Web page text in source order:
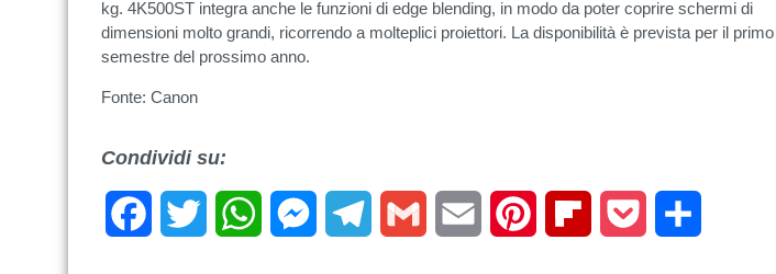
kg. 4K500ST integra anche le funzioni di edge blending, in modo da poter coprire schermi di
dimensioni molto grandi, ricorrendo a molteplici proiettori. La disponibilità è prevista per il primo
semestre del prossimo anno.
Fonte: Canon
Condividi su:
FacebookTwitter WhatsAppMessengerTelegramGmail Email Pinterest FlipboardPocket